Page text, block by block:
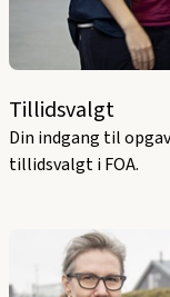
Tillidsvalgt
Din indgang til
tillidsvalgt i FOA.